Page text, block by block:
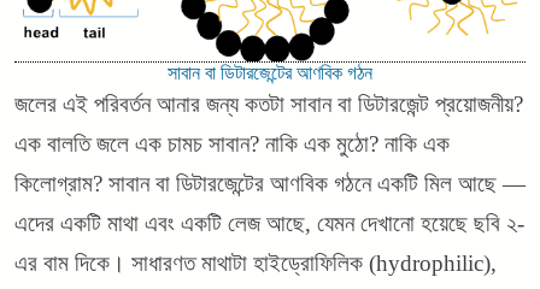
সাবান বা ডিটারজেন্টের আণবিক গঠন
জলের এই পরিবর্তন আনার জন্য কতটা সাবান বা ডিটারজেন্ট প্রয়োজনীয়?
এক বালতি জলে এক চামচ সাবান? নাকি এক মুঠো? নাকি এক
কিলোগ্রাম? সাবান বা ডিটারজেন্টের আণবিক গঠনে একটি মিল আছে —
এদের একটি মাথা এবং একটি লেজ আছে, যেমন দেখানো হয়েছে ছবি ২-
এর বাম দিকে। সাধারণত মাথাটা হাইড্রোফিলিক (hydrophilic),